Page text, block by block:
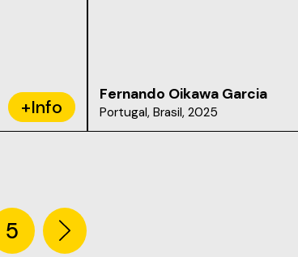
+Info
Fernando Oikawa Garcia
Portugal, Brasil, 2025
5